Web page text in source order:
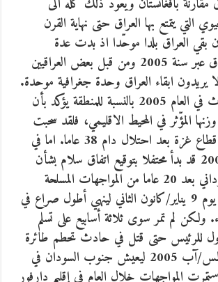
بافغانستان ويعود ذلك كله الى
التي يتمتع بها العراق حتى نهاية القرن
بقي العراق بلدا موحّدا اذ بدت عدة
مشروعات في العراق عبر سنة 2005 ومن قبل بعض العراقيين
لا يريدون ابقاء العراق وحدة جغرافية موحدة.
ان من ابرز ما حدث في العام 2005 بالنسبة للمنطقة يؤكد بأن
المؤّثر في المحيط الاقليمي، فلقد سحبت
إسرائيل قواتها من قطاع غزة بعد احتلال دام 38 عاما. اما في
السودان، فكان 2005 قد بدأ محتفلا بتوقيع اتفاق سلام بشأن
ملف الجنوب السوداني بعد 20 عاما من المواجهات المسلحة
الصعبة في الاتفاق يوم 9 يناير/كانون الثاني لينهي أطول صراع في
ولكن لم تمر سوى ثلاثة أسابيع على تسلم
أول للرئيس حتى قتل في حادث تحطم طائرة
وقع في غرة أغسطس/آب 2005 ليعيش جنوب السودان في